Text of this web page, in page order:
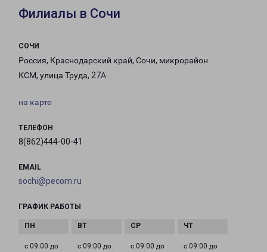
Филиалы в Сочи
СОЧИ
Россия, Краснодарский край, Сочи, микрорайон
КСМ, улица Труда, 27А
на карте
ТЕЛЕФОН
8(862)444-00-41
EMAIL
sochi@pecom.ru
ГРАФИК РАБОТЫ
с 09:00 до с 09:00 до с 09:00 до с 09:00 до